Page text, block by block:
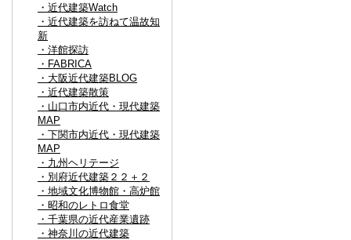
・近代建築Watch
・近代建築を訪ねて温故知
新
・洋館探訪
・FABRICA
・大阪近代建築BLOG
・近代建築散策
・山口市内近代・現代建築
MAP
・下関市内近代・現代建築
MAP
・九州ヘリテージ
・別府近代建築２２＋２
・地域文化博物館・高炉館
・昭和のレトロ食堂
・千葉県の近代産業遺跡
・神奈川の近代建築